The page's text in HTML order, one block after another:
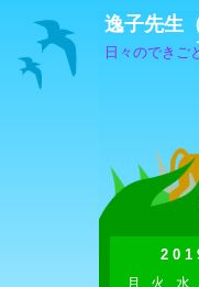
逸子先生
日々のできご
月
火 水